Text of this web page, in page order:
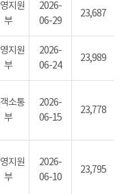
지원
부
2026-
06-29
23,687
지원
부
2026-
06-24
23,989
소통
부
2026-
06-15
23,778
지원
부
2026-
06-10
23,795